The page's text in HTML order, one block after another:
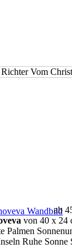
ab
von 40 x 24
Palmen
Ruhe Sonne